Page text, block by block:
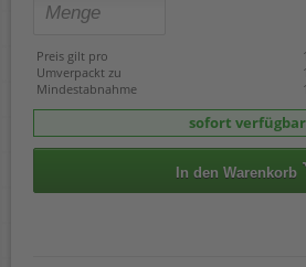
Preis gilt pro
Umverpackt zu
Mindestabnahme
sofort verfügbar
In den Warenkorb